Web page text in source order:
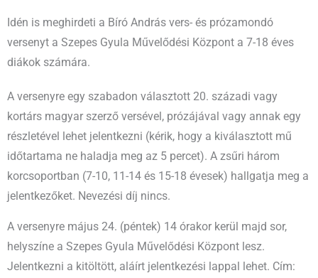
Idén is meghirdeti a Bíró András vers- és prózamondó
versenyt a Szepes Gyula Művelődési Központ a 7-18 éves
diákok számára.
A versenyre egy szabadon választott 20. századi vagy
kortárs magyar szerző versével, prózájával vagy annak egy
részletével lehet jelentkezni (kérik, hogy a kiválasztott mű
időtartama ne haladja meg az 5 percet). A zsűri három
korcsoportban (7-10, 11-14 és 15-18 évesek) hallgatja meg a
jelentkezőket. Nevezési díj nincs.
A versenyre május 24. (péntek) 14 órakor kerül majd sor,
helyszíne a Szepes Gyula Művelődési Központ lesz.
Jelentkezni a kitöltött, aláírt jelentkezési lappal lehet. Cím: